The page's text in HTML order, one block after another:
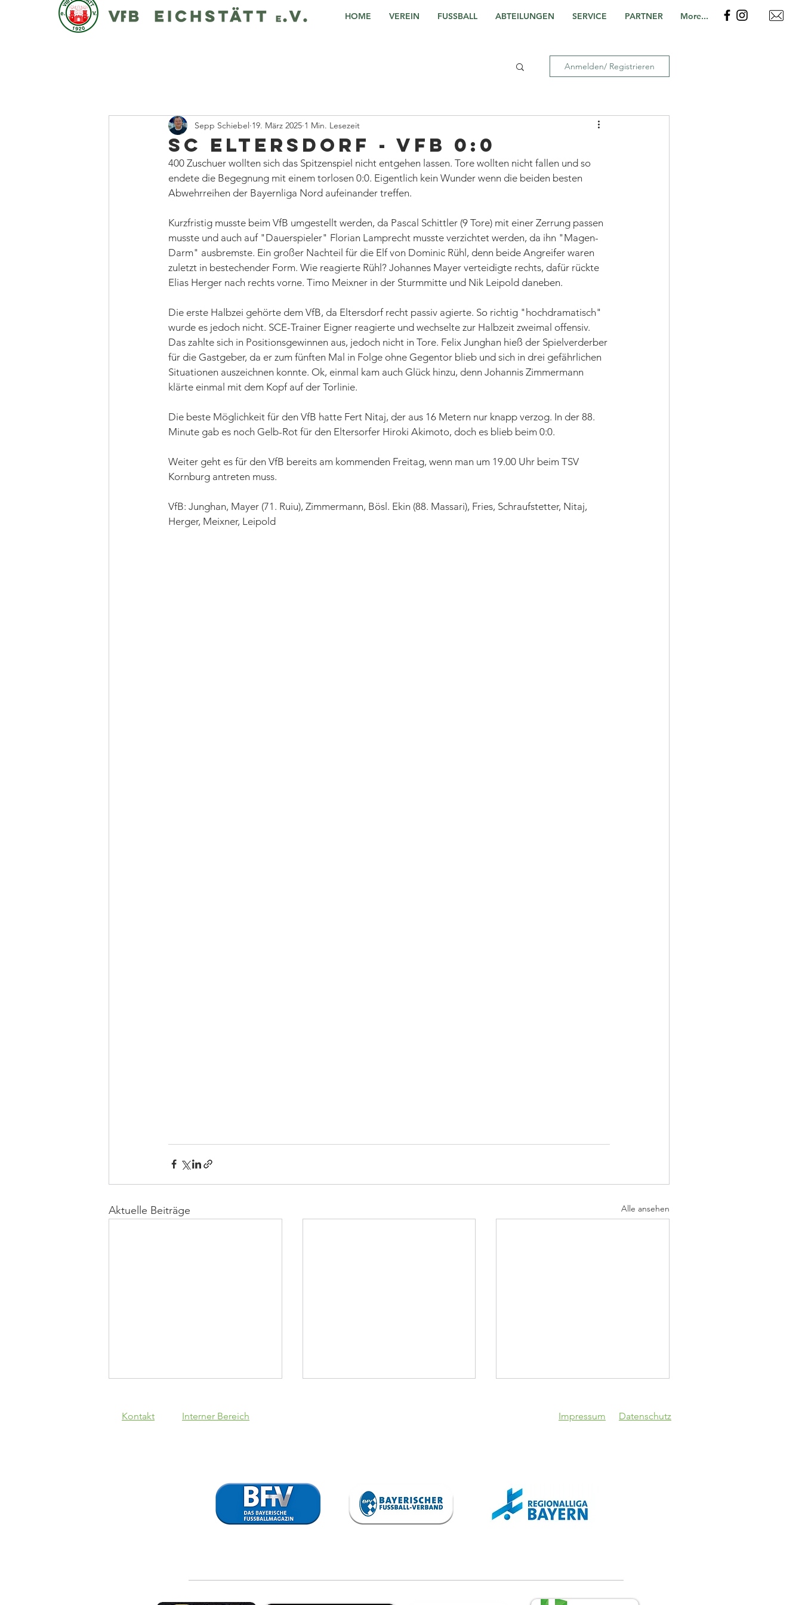
HOME VEREIN FUSSBALL ABTEILUNGEN SERVICE PARTNER More...
Anmelden/ Registrieren
SC Eltersdorf - VfB 0:0
Sepp Schiebel 19. März 2025 1 Min. Lesezeit
400 Zuschuer wollten sich das Spitzenspiel nicht entgehen lassen. Tore wollten nicht fallen und so
endete die Begegnung mit einem torlosen 0:0. Eigentlich kein Wunder wenn die beiden besten
Abwehrreihen der Bayernliga Nord aufeinander treffen.
Kurzfristig musste beim VfB umgestellt werden, da Pascal Schittler (9 Tore) mit einer Zerrung passen
musste und auch auf "Dauerspieler" Florian Lamprecht musste verzichtet werden, da ihn "Magen-
Darm" ausbremste. Ein großer Nachteil für die Elf von Dominic Rühl, denn beide Angreifer waren
zuletzt in bestechender Form. Wie reagierte Rühl? Johannes Mayer verteidigte rechts, dafür rückte
Elias Herger nach rechts vorne. Timo Meixner in der Sturmmitte und Nik Leipold daneben.
Die erste Halbzei gehörte dem VfB, da Eltersdorf recht passiv agierte. So richtig "hochdramatisch"
wurde es jedoch nicht. SCE-Trainer Eigner reagierte und wechselte zur Halbzeit zweimal offensiv.
Das zahlte sich in Positionsgewinnen aus, jedoch nicht in Tore. Felix Junghan hieß der Spielverderber
für die Gastgeber, da er zum fünften Mal in Folge ohne Gegentor blieb und sich in drei gefährlichen
Situationen auszeichnen konnte. Ok, einmal kam auch Glück hinzu, denn Johannis Zimmermann
klärte einmal mit dem Kopf auf der Torlinie.
Die beste Möglichkeit für den VfB hatte Fert Nitaj, der aus 16 Metern nur knapp verzog. In der 88.
Minute gab es noch Gelb-Rot für den Eltersorfer Hiroki Akimoto, doch es blieb beim 0:0.
Weiter geht es für den VfB bereits am kommenden Freitag, wenn man um 19.00 Uhr beim TSV
Kornburg antreten muss.
VfB: Junghan, Mayer (71. Ruiu), Zimmermann, Bösl. Ekin (88. Massari), Fries, Schraufstetter, Nitaj,
Herger, Meixner, Leipold
Aktuelle Beiträge Alle ansehen
SV Kasing - VfB
TSV Schwaben
Augsburg - VfB
SpVgg Lam - VfB
1:3
Kontakt Interner Bereich Impressum Datenschutz